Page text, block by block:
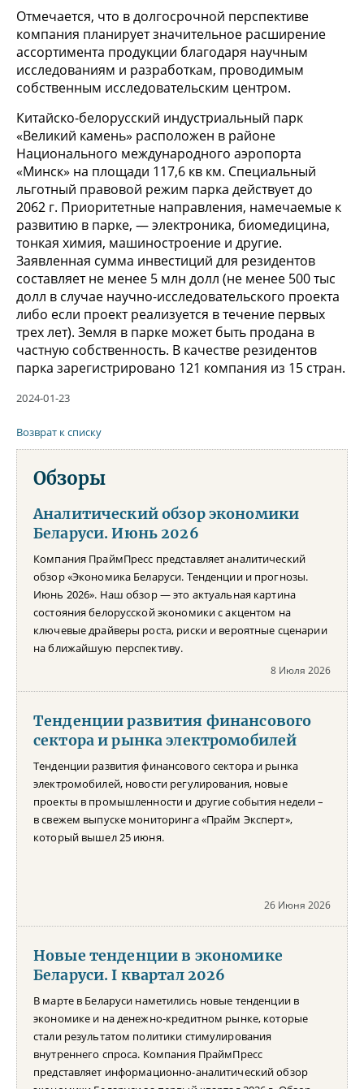
Отмечается, что в долгосрочной перспективе
компания планирует значительное расширение
ассортимента продукции благодаря научным
исследованиям и разработкам, проводимым
собственным исследовательским центром.
Китайско-белорусский индустриальный парк
«Великий камень» расположен в районе
Национального международного аэропорта
«Минск» на площади 117,6 кв км. Специальный
льготный правовой режим парка действует до
2062 г. Приоритетные направления, намечаемые к
развитию в парке, — электроника, биомедицина,
тонкая химия, машиностроение и другие.
Заявленная сумма инвестиций для резидентов
составляет не менее 5 млн долл (не менее 500 тыс
долл в случае научно-исследовательского проекта
либо если проект реализуется в течение первых
трех лет). Земля в парке может быть продана в
частную собственность. В качестве резидентов
парка зарегистрировано 121 компания из 15 стран.
2024-01-23
Возврат к списку
Обзоры
Аналитический обзор экономики
Беларуси. Июнь 2026
Компания ПраймПресс представляет аналитический
обзор «Экономика Беларуси. Тенденции и прогнозы.
Июнь 2026». Наш обзор — это актуальная картина
состояния белорусской экономики с акцентом на
ключевые драйверы роста, риски и вероятные сценарии
на ближайшую перспективу.
8 Июля 2026
Тенденции развития финансового
сектора и рынка электромобилей
Тенденции развития финансового сектора и рынка
электромобилей, новости регулирования, новые
проекты в промышленности и другие события недели –
в свежем выпуске мониторинга «Прайм Эксперт»,
который вышел 25 июня.
26 Июня 2026
Новые тенденции в экономике
Беларуси. I квартал 2026
В марте в Беларуси наметились новые тенденции в
экономике и на денежно-кредитном рынке, которые
стали результатом политики стимулирования
внутреннего спроса. Компания ПраймПресс
представляет информационно-аналитический обзор